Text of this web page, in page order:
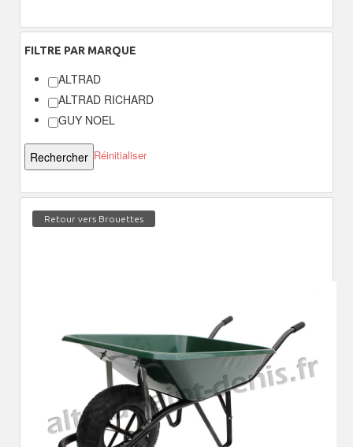
FILTRE PAR MARQUE
ALTRAD
ALTRAD RICHARD
GUY NOEL
Réinitialiser
Retour vers Brouettes